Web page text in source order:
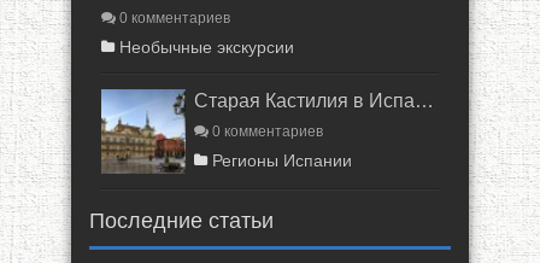
0 комментариев
Необычные экскурсии
Старая Кастилия в Испании
0 комментариев
Регионы Испании
Последние статьи